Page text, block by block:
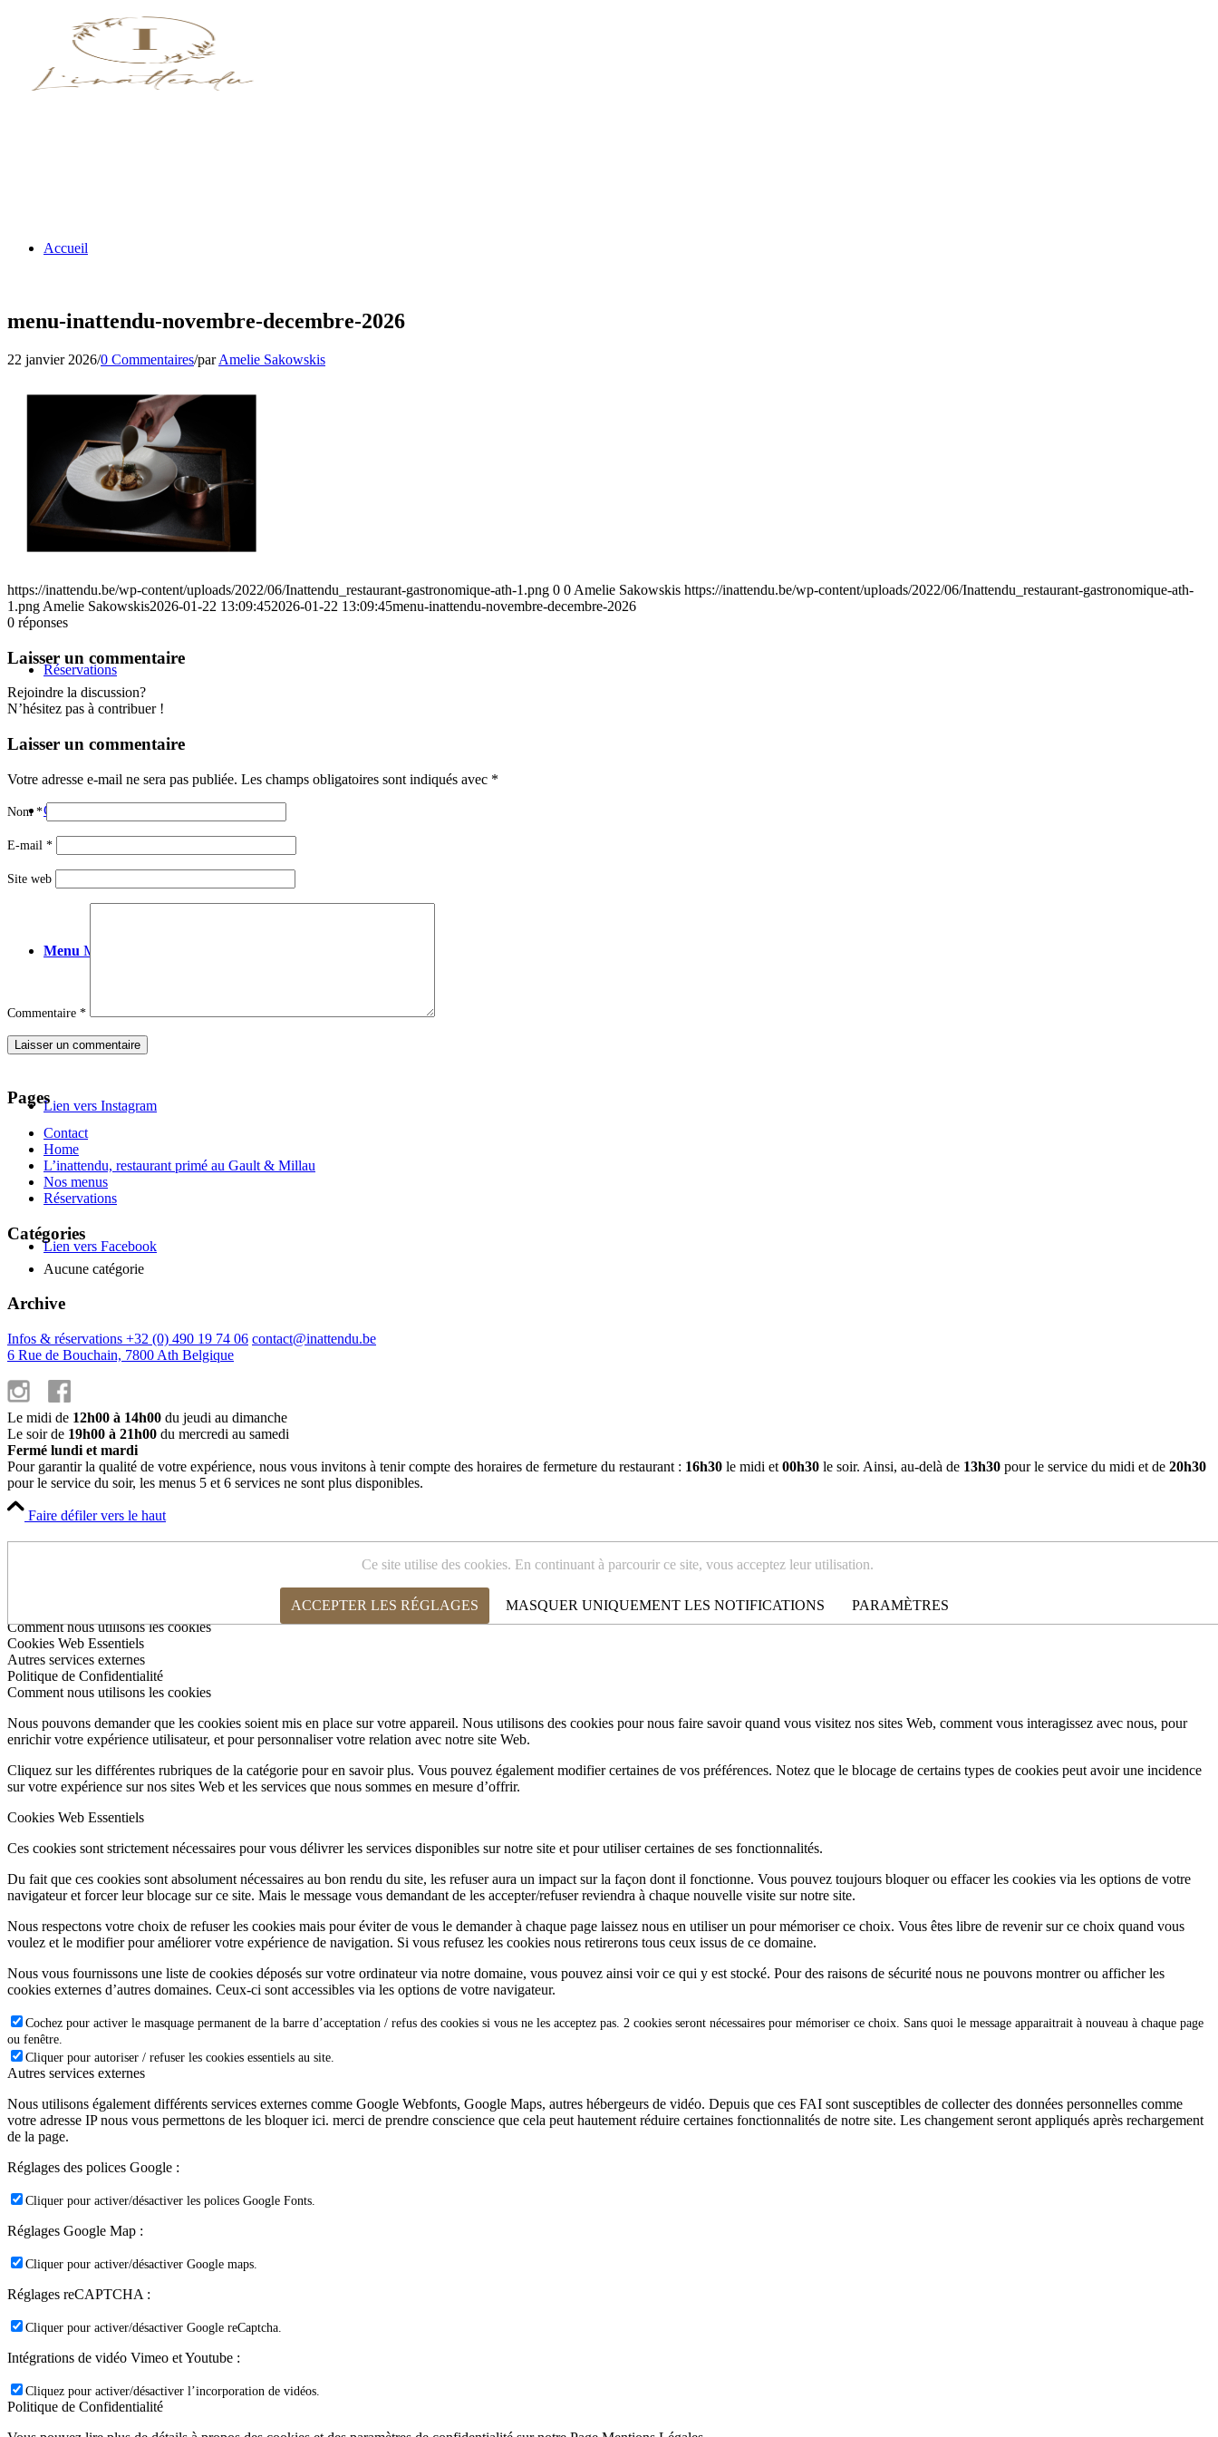
Accueil
L’inattendu
Réservations
Contact
Menu Menu
Lien vers Instagram
Lien vers Facebook
menu-inattendu-novembre-decembre-2026
22 janvier 2026/0 Commentaires/parAmelie Sakowskis
https://inattendu.be/wp-content/uploads/2022/06/Inattendu_restaurant-gastronomique-ath-1.png 0 0 Amelie Sakowskis https://inattendu.be/wp-content/uploads/2022/06/Inattendu_restaurant-gastronomique-ath-
1.png Amelie Sakowskis2026-01-22 13:09:452026-01-22 13:09:45menu-inattendu-novembre-decembre-2026
0 réponses
Laisser un commentaire
Rejoindre la discussion?
N’hésitez pas à contribuer !
Laisser un commentaire
Votre adresse e-mail ne sera pas publiée. Les champs obligatoires sont indiqués avec *
Nom *
E-mail *
Site web
Commentaire *
Pages
Contact
Home
L’inattendu, restaurant primé au Gault & Millau
Nos menus
Réservations
Catégories
Aucune catégorie
Archive
Infos & réservations +32 (0) 490 19 74 06 contact@inattendu.be
6 Rue de Bouchain, 7800 Ath Belgique
Le midi de 12h00 à 14h00 du jeudi au dimanche
Le soir de 19h00 à 21h00 du mercredi au samedi
Fermé lundi et mardi
Pour garantir la qualité de votre expérience, nous vous invitons à tenir compte des horaires de fermeture du restaurant : 16h30 le midi et 00h30 le soir. Ainsi, au-delà de 13h30 pour le service du midi et de 20h30
pour le service du soir, les menus 5 et 6 services ne sont plus disponibles.
Faire défiler vers le haut
Ce site utilise des cookies. En continuant à parcourir ce site, vous acceptez leur utilisation.
ACCEPTER LES RÉGLAGES MASQUER UNIQUEMENT LES NOTIFICATIONS PARAMÈTRES
Comment nous utilisons les cookies
Cookies Web Essentiels
Autres services externes
Politique de Confidentialité
Comment nous utilisons les cookies
Nous pouvons demander que les cookies soient mis en place sur votre appareil. Nous utilisons des cookies pour nous faire savoir quand vous visitez nos sites Web, comment vous interagissez avec nous, pour
enrichir votre expérience utilisateur, et pour personnaliser votre relation avec notre site Web.
Cliquez sur les différentes rubriques de la catégorie pour en savoir plus. Vous pouvez également modifier certaines de vos préférences. Notez que le blocage de certains types de cookies peut avoir une incidence
sur votre expérience sur nos sites Web et les services que nous sommes en mesure d’offrir.
Cookies Web Essentiels
Ces cookies sont strictement nécessaires pour vous délivrer les services disponibles sur notre site et pour utiliser certaines de ses fonctionnalités.
Du fait que ces cookies sont absolument nécessaires au bon rendu du site, les refuser aura un impact sur la façon dont il fonctionne. Vous pouvez toujours bloquer ou effacer les cookies via les options de votre
navigateur et forcer leur blocage sur ce site. Mais le message vous demandant de les accepter/refuser reviendra à chaque nouvelle visite sur notre site.
Nous respectons votre choix de refuser les cookies mais pour éviter de vous le demander à chaque page laissez nous en utiliser un pour mémoriser ce choix. Vous êtes libre de revenir sur ce choix quand vous
voulez et le modifier pour améliorer votre expérience de navigation. Si vous refusez les cookies nous retirerons tous ceux issus de ce domaine.
Nous vous fournissons une liste de cookies déposés sur votre ordinateur via notre domaine, vous pouvez ainsi voir ce qui y est stocké. Pour des raisons de sécurité nous ne pouvons montrer ou afficher les
cookies externes d’autres domaines. Ceux-ci sont accessibles via les options de votre navigateur.
Cochez pour activer le masquage permanent de la barre d’acceptation / refus des cookies si vous ne les acceptez pas. 2 cookies seront nécessaires pour mémoriser ce choix. Sans quoi le message apparaitrait à nouveau à chaque page
ou fenêtre.
Cliquer pour autoriser / refuser les cookies essentiels au site.
Autres services externes
Nous utilisons également différents services externes comme Google Webfonts, Google Maps, autres hébergeurs de vidéo. Depuis que ces FAI sont susceptibles de collecter des données personnelles comme
votre adresse IP nous vous permettons de les bloquer ici. merci de prendre conscience que cela peut hautement réduire certaines fonctionnalités de notre site. Les changement seront appliqués après rechargement
de la page.
Réglages des polices Google :
Cliquer pour activer/désactiver les polices Google Fonts.
Réglages Google Map :
Cliquer pour activer/désactiver Google maps.
Réglages reCAPTCHA :
Cliquer pour activer/désactiver Google reCaptcha.
Intégrations de vidéo Vimeo et Youtube :
Cliquez pour activer/désactiver l’incorporation de vidéos.
Politique de Confidentialité